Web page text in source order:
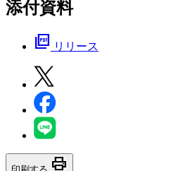
添付資料
picture_as_pdf リリース
print